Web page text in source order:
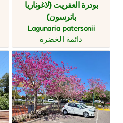
بودرة العفريت (لاغوناريا
باترسون)
Lagunaria patersonii
دائمة الخضرة